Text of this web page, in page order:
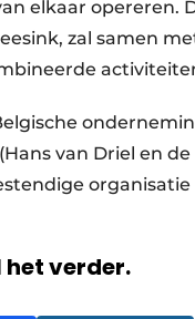
elkaar opereren.
zal samen
van Driel en
organisatie
het verder.